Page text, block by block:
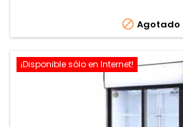
 Agotado
¡Disponible sólo en Internet!